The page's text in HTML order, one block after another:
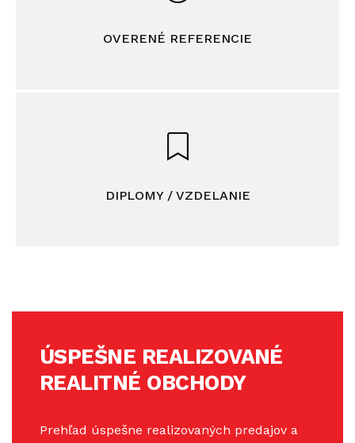
OVERENÉ REFERENCIE
DIPLOMY / VZDELANIE
ÚSPEŠNE REALIZOVANÉ
REALITNÉ OBCHODY
Prehľad úspešne realizovaných predajov a